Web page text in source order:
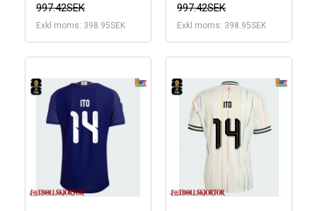
997.42SEK
Exkl moms: 398.95SEK
997.42SEK
Exkl moms: 398.95SEK